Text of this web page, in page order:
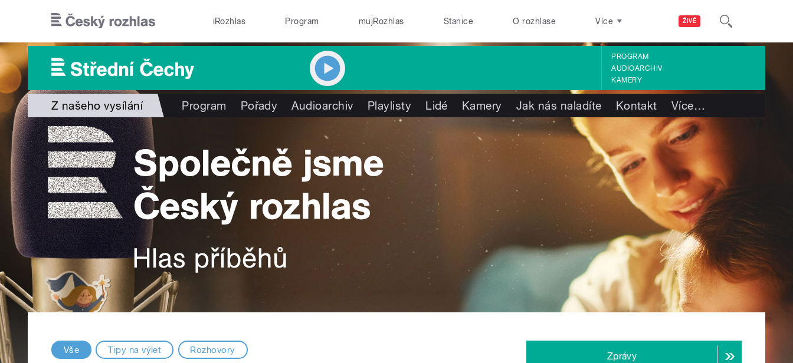
ŽIVĚ
iRozhlas Program mujRozhlas Stanice O rozhlase Více
PROGRAM
AUDIOARCHIV
KAMERY
Z našeho vysílání Program Pořady Audioarchiv Playlisty Lidé Kamery Jak nás naladíte Kontakt Více…
Vše Tipy na výlet Rozhovory
Zprávy